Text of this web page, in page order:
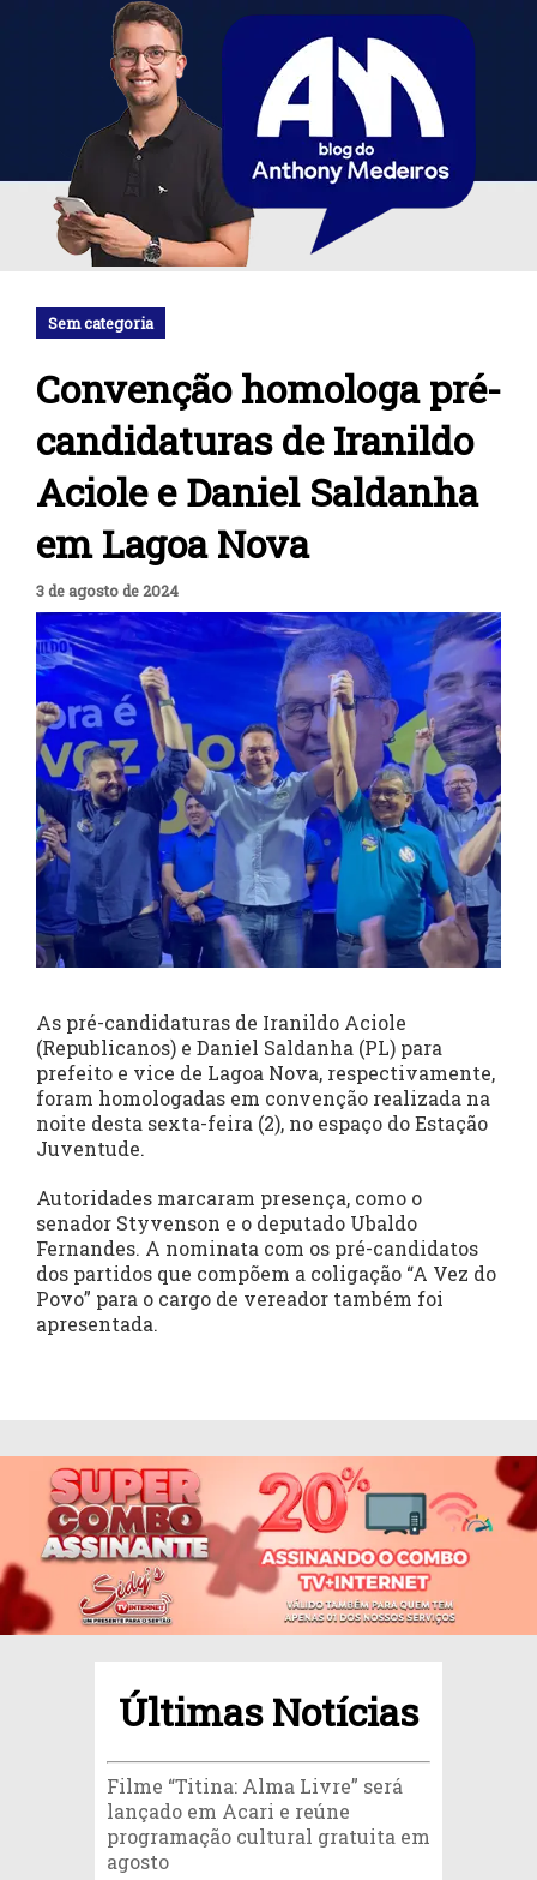
Sem categoria
Convenção homologa pré-
candidaturas de Iranildo
Aciole e Daniel Saldanha
em Lagoa Nova
3 de agosto de 2024
As pré-candidaturas de Iranildo Aciole
(Republicanos) e Daniel Saldanha (PL) para
prefeito e vice de Lagoa Nova, respectivamente,
foram homologadas em convenção realizada na
noite desta sexta-feira (2), no espaço do Estação
Juventude.
Autoridades marcaram presença, como o
senador Styvenson e o deputado Ubaldo
Fernandes. A nominata com os pré-candidatos
dos partidos que compõem a coligação “A Vez do
Povo” para o cargo de vereador também foi
apresentada.
Últimas Notícias
Filme “Titina: Alma Livre” será
lançado em Acari e reúne
programação cultural gratuita em
agosto